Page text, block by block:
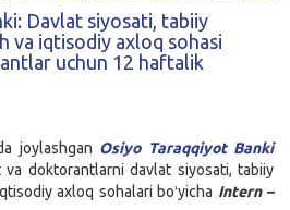
Davlat siyosati, tabiiy
va iqtisodiy axloq sohasi
uchun 12 haftalik
joylashgan Osiyo Taraqqiyot Banki
va doktorantlarni davlat siyosati, tabiiy
axloq sohalari boʻyicha Intern –